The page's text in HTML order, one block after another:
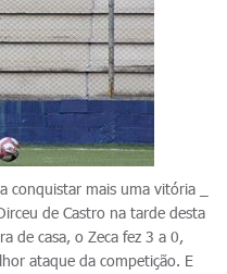
conquistar mais uma vitória _
de Castro na tarde desta
de casa, o Zeca fez 3 a 0,
ataque da competição. E